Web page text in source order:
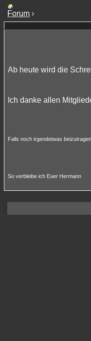
Forum ›
Ab heute wird die
Ich danke allen
Falls noch irgendetwas
So verbleibe ich Euer Hermann